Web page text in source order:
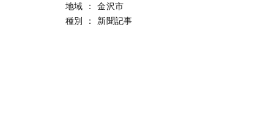
地域
：
金沢市
種別
： 新聞記事